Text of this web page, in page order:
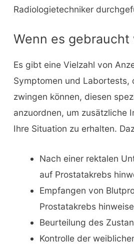
Radiologietechniker
Wenn es gebraucht
Es gibt eine Vielzahl von
Symptomen und Labortests,
zwingen können, diesen
anzuordnen, um zusätzliche
Ihre Situation zu erhalten.
Nach einer rektalen
auf Prostatakrebs
Empfangen von
Prostatakrebs
Beurteilung des
Kontrolle der